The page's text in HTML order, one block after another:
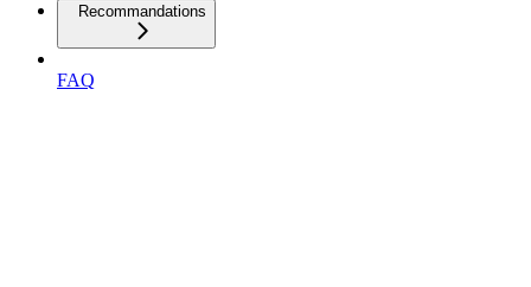
Recommandations
FAQ